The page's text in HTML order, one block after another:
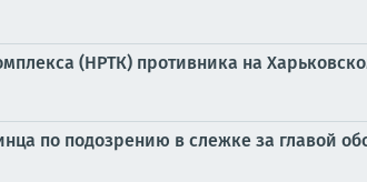
(НРТК) противника на
по подозрению в слежке за главой